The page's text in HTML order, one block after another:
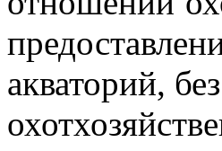
акваторий,